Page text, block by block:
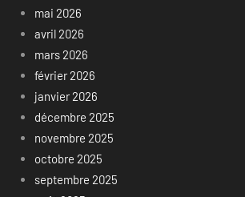
mai 2026
avril 2026
mars 2026
février 2026
janvier 2026
décembre 2025
novembre 2025
octobre 2025
septembre 2025